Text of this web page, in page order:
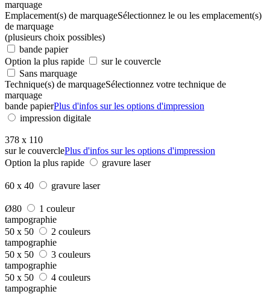
marquage
Emplacement(s) de marquageSélectionnez le ou les emplacement(s)
de marquage
(plusieurs choix possibles)
bande papier
Option la plus rapide
sur le couvercle
Sans marquage
Technique(s) de marquageSélectionnez votre technique de
marquage
bande papierPlus d'infos sur les options d'impression
impression digitale
378 x 110
sur le couverclePlus d'infos sur les options d'impression
Option la plus rapide
gravure laser
60 x 40 gravure laser
Ø80
1 couleur
tampographie
50 x 50
2 couleurs
tampographie
50 x 50
3 couleurs
tampographie
50 x 50
4 couleurs
tampographie